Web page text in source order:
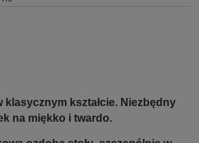
klasycznym kształcie. Niezbędny
na miękko i twardo.